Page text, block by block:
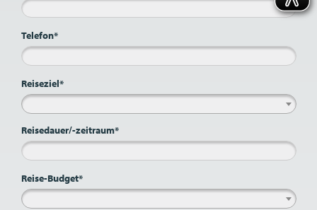
Telefon*
Reiseziel*
Reisedauer/-zeitraum*
Reise-Budget*